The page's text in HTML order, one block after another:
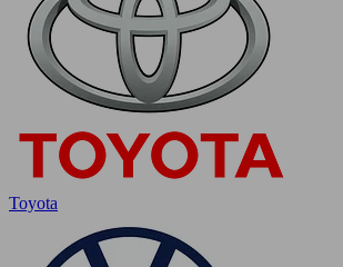
Toyota